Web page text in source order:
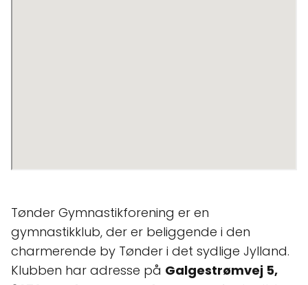
Tønder Gymnastikforening er en
gymnastikklub, der er beliggende i den
charmerende by Tønder i det sydlige Jylland.
Klubben har adresse på Galgestrømvej 5,